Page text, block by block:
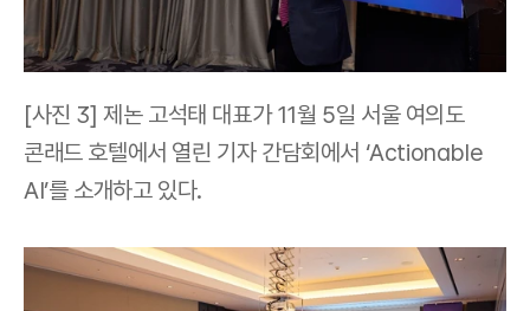
[사진 3] 제논 고석태 대표가 11월 5일 서울 여의도
콘래드 호텔에서 열린 기자 간담회에서 ‘Actionable
AI’를 소개하고 있다.